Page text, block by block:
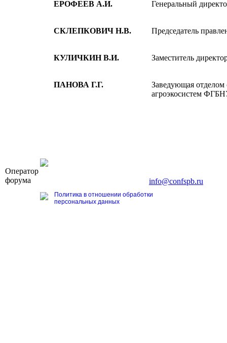
ЕРОФЕЕВ А.И. Генеральный
СКЛЕПКОВИЧ Н.В. Председатель
КУЛИЧКИН В.И. Заместитель
ПАНОВА Г.Г.
Заведующая отделом
агроэкосистем
Оператор
форума
info@confspb.ru
Политика в отношении обработки
персональных данных